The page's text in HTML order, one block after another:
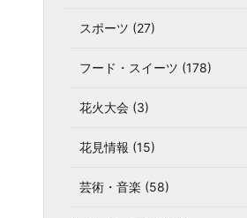
スポーツ (27)
フード・スイーツ (178)
花火大会 (3)
花見情報 (15)
芸術・音楽 (58)